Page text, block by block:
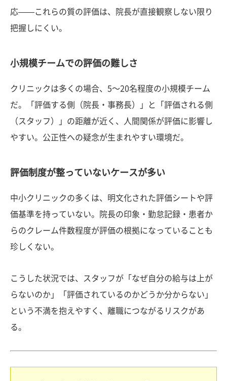
応——これらの質の評価は、院長が直接観察しない限り
把握しにくい。
小規模チームでの評価の難しさ
クリニックは多くの場合、5〜20名程度の小規模チーム
だ。「評価する側（院長・事務長）」と「評価される側
（スタッフ）」の距離が近く、人間関係が評価に影響し
やすい。公正性への疑念が生まれやすい環境だ。
評価制度が整っていないケースが多い
中小クリニックの多くは、明文化された評価シートや評
価基準を持っていない。院長の印象・勤怠記録・患者か
らのクレーム件数程度が評価の根拠になっていることも
珍しくない。
こうした状況では、スタッフが「なぜ自分の給与は上が
らないのか」「評価されているのかどうか分からない」
という不満を抱えやすく、離職につながるリスクがあ
る。